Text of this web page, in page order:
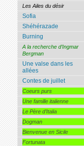
Les Ailes du désir
Sofia
Shéhérazade
Burning
A la recherche d’Ingmar
Bergman
Une valse dans les
allées
Contes de juillet
Coeurs purs
Une famille italienne
Le Père d’Italia
Dogman
Bienvenue en Sicile
Fortunata